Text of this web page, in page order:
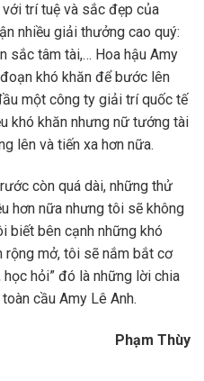
trí tuệ và sắc đẹp của
nhiều giải thưởng cao quý:
sắc tâm tài,… Hoa hậu Amy
khó khăn để bước lên
một công ty giải trí quốc tế
khó khăn nhưng nữ tướng tài
lên và tiến xa hơn nữa.
còn quá dài, những thử
hơn nữa nhưng tôi sẽ không
biết bên cạnh những khó
rộng mở, tôi sẽ nắm bắt cơ
hỏi” đó là những lời chia
cầu Amy Lê Anh.
Phạm Thùy